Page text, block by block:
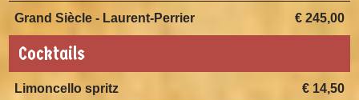
€ 245,00
Grand Siècle - Laurent-Perrier
Cocktails
€ 14,50
Limoncello spritz